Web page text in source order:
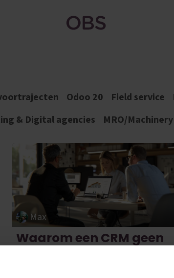
Odoo 20 Field service
& Digital agencies MRO/Machinery
Max
Waarom een CRM geen